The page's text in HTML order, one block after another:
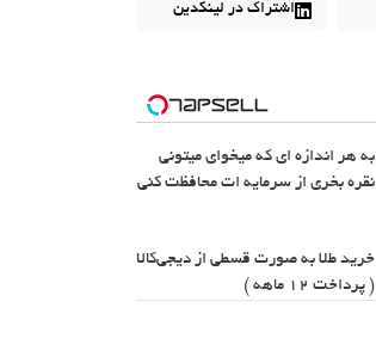
اشتراک در لینکدین
به هر اندازه ای که میخوای میتونی
نقره بخری از سرمایه ات محافظت کنی
خرید طلا به صورت قسطی از دیجی‌کالا
( پرداخت 12 ماهه )